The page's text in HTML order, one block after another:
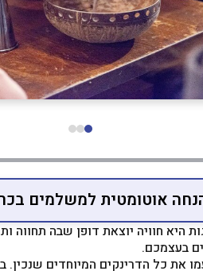
היא חוויה יוצאת דופן שבה
בעצמכם.